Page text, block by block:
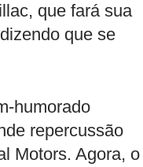
que fará sua
que se
humorado
repercussão
Motors. Agora, o